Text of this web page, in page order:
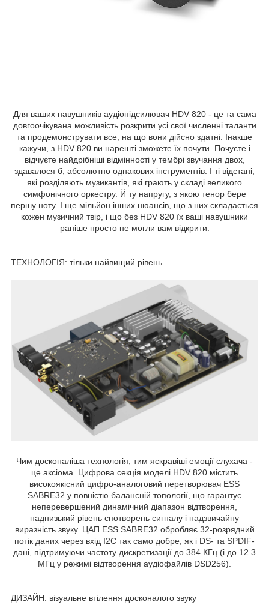
Для ваших навушників аудіопідсилювач HDV 820 - це та сама
довгоочікувана можливість розкрити усі свої численні таланти
та продемонструвати все, на що вони дійсно здатні. Інакше
кажучи, з HDV 820 ви нарешті зможете їх почути. Почуєте і
відчуєте найдрібніші відмінності у тембрі звучання двох,
здавалося б, абсолютно однакових інструментів. І ті відстані,
які розділяють музикантів, які грають у складі великого
симфонічного оркестру. Й ту напругу, з якою тенор бере
першу ноту. І ще мільйон інших нюансів, що з них складається
кожен музичний твір, і що без HDV 820 їх ваші навушники
раніше просто не могли вам відкрити.
ТЕХНОЛОГІЯ: тільки найвищий рівень
Чим досконаліша технологія, тим яскравіші емоції слухача -
це аксіома. Цифрова секція моделі HDV 820 містить
високоякісний цифро-аналоговий перетворювач ESS
SABRE32 у повністю балансній топології, що гарантує
неперевершений динамічний діапазон відтворення,
наднизький рівень спотворень сигналу і надзвичайну
виразність звуку. ЦАП ESS SABRE32 обробляє 32-розрядний
потік даних через вхід I2C так само добре, як і DS- та SPDIF-
дані, підтримуючи частоту дискретизації до 384 КГц (і до 12.3
МГц у режимі відтворення аудіофайлів DSD256).
ДИЗАЙН: візуальне втілення досконалого звуку